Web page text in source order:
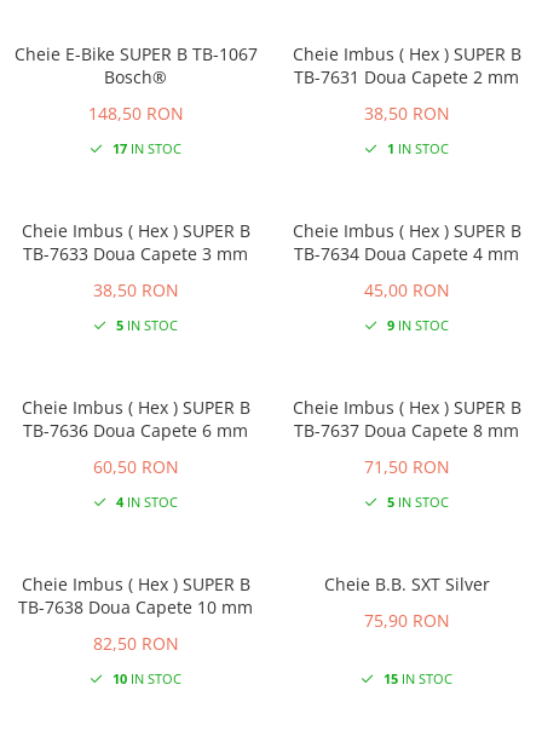
Cheie E-Bike SUPER B TB-1067
Bosch®
148,50 RON
17IN STOC
Cheie Imbus ( Hex ) SUPER B
TB-7631 Doua Capete 2 mm
38,50 RON
1 IN STOC
Cheie Imbus ( Hex ) SUPER B
TB-7633 Doua Capete 3 mm
38,50 RON
5IN STOC
Cheie Imbus ( Hex ) SUPER B
TB-7634 Doua Capete 4 mm
45,00 RON
9IN STOC
Cheie Imbus ( Hex ) SUPER B
TB-7636 Doua Capete 6 mm
60,50 RON
4IN STOC
Cheie Imbus ( Hex ) SUPER B
TB-7637 Doua Capete 8 mm
71,50 RON
5IN STOC
Cheie Imbus ( Hex ) SUPER B
TB-7638 Doua Capete 10 mm
82,50 RON
10IN STOC
Cheie B.B. SXT Silver
75,90 RON
15IN STOC